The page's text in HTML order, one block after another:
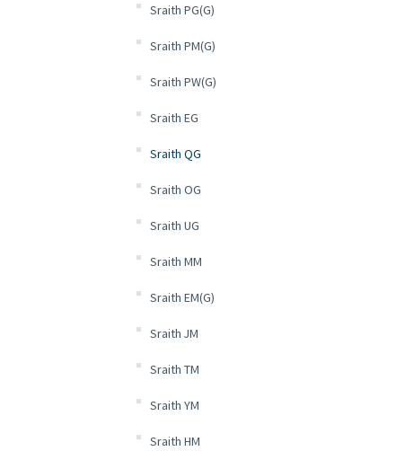
Sraith PG(G)
Sraith PM(G)
Sraith PW(G)
Sraith EG
Sraith QG
Sraith OG
Sraith UG
Sraith MM
Sraith EM(G)
Sraith JM
Sraith TM
Sraith YM
Sraith HM